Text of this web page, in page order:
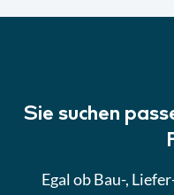
Sie suchen
Egal ob Bau-,